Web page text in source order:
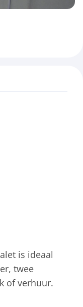
is ideaal
twee
of verhuur.